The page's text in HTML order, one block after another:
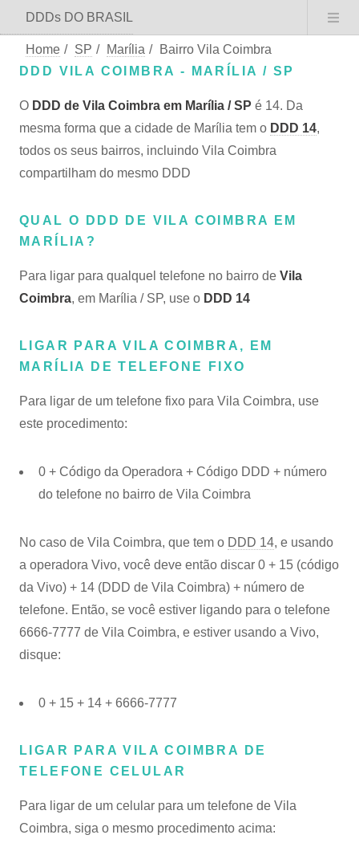
DDDs DO BRASIL
Home / SP / Marília /
Bairro Vila Coimbra
DDD VILA COIMBRA - MARÍLIA / SP
O DDD de Vila Coimbra em Marília / SP é 14. Da
mesma forma que a cidade de Marília tem o DDD 14,
todos os seus bairros, incluindo Vila Coimbra
compartilham do mesmo DDD
QUAL O DDD DE VILA COIMBRA EM
MARÍLIA?
Para ligar para qualquel telefone no bairro de Vila
Coimbra, em Marília / SP, use o DDD 14
LIGAR PARA VILA COIMBRA, EM
MARÍLIA DE TELEFONE FIXO
Para ligar de um telefone fixo para Vila Coimbra, use
este procedimento:
0 + Código da Operadora + Código DDD + número
do telefone no bairro de Vila Coimbra
No caso de Vila Coimbra, que tem o DDD 14, e usando
a operadora Vivo, você deve então discar 0 + 15 (código
da Vivo) + 14 (DDD de Vila Coimbra) + número de
telefone. Então, se você estiver ligando para o telefone
6666-7777 de Vila Coimbra, e estiver usando a Vivo,
disque:
0 + 15 + 14 + 6666-7777
LIGAR PARA VILA COIMBRA DE
TELEFONE CELULAR
Para ligar de um celular para um telefone de Vila
Coimbra, siga o mesmo procedimento acima: